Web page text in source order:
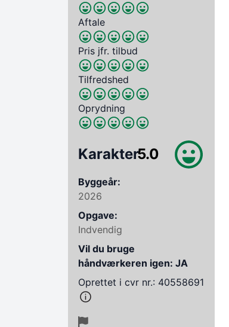
Aftale
Pris jfr. tilbud
Tilfredshed
Oprydning
Karakter5.0
Byggeår:
2026
Opgave:
Indvendig
Vil du bruge
håndværkeren igen: JA
Oprettet i cvr nr.: 40558691